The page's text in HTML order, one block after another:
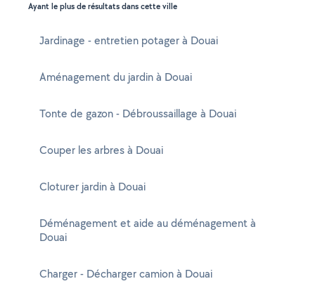
Ayant le plus de résultats dans cette ville
Jardinage - entretien potager à Douai
Aménagement du jardin à Douai
Tonte de gazon - Débroussaillage à Douai
Couper les arbres à Douai
Cloturer jardin à Douai
Déménagement et aide au déménagement à
Douai
Charger - Décharger camion à Douai